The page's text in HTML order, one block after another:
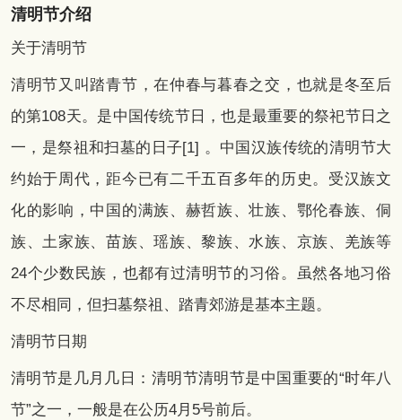
清明节介绍
关于清明节
清明节又叫踏青节，在仲春与暮春之交，也就是冬至后
的第108天。是中国传统节日，也是最重要的祭祀节日之
一，是祭祖和扫墓的日子[1] 。中国汉族传统的清明节大
约始于周代，距今已有二千五百多年的历史。受汉族文
化的影响，中国的满族、赫哲族、壮族、鄂伦春族、侗
族、土家族、苗族、瑶族、黎族、水族、京族、羌族等
24个少数民族，也都有过清明节的习俗。虽然各地习俗
不尽相同，但扫墓祭祖、踏青郊游是基本主题。
清明节日期
清明节是几月几日：清明节清明节是中国重要的“时年八
节”之一，一般是在公历4月5号前后。